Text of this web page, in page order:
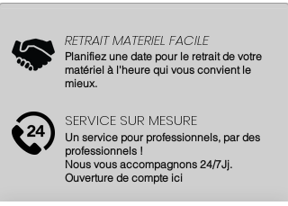
RETRAIT MATERIEL FACILE
Planifiez une date pour le retrait de votre
matériel à l'heure qui vous convient le
mieux.
SERVICE SUR MESURE
Un service pour professionnels, par des
professionnels !
Nous vous accompagnons 24/7Jj.
Ouverture de compte ici